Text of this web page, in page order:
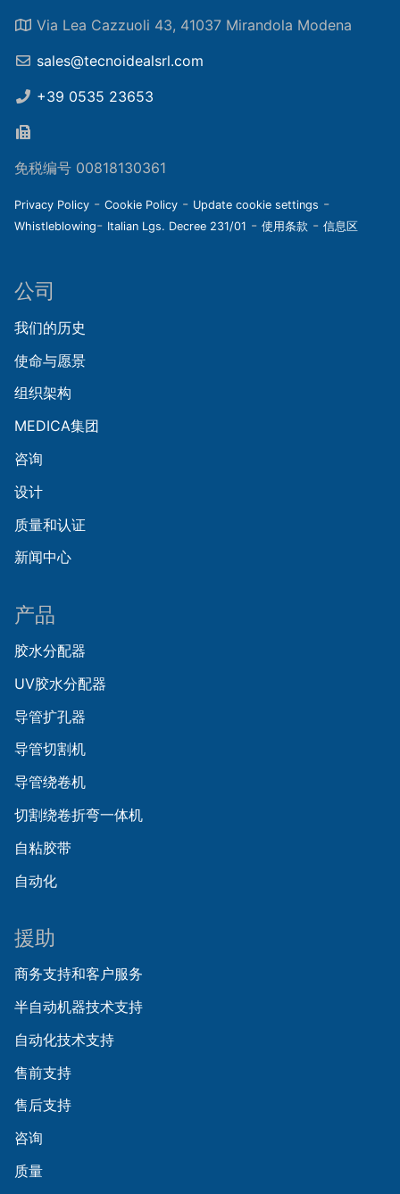
Via Lea Cazzuoli 43, 41037 Mirandola Modena
sales@tecnoidealsrl.com
+39 0535 23653
免税编号 00818130361
Privacy Policy - Cookie Policy - Update cookie settings -
Whistleblowing- Italian Lgs. Decree 231/01 - 使用条款 - 信息区
公司
我们的历史
使命与愿景
组织架构
MEDICA集团
咨询
设计
质量和认证
新闻中心
产品
胶水分配器
UV胶水分配器
导管扩孔器
导管切割机
导管绕卷机
切割绕卷折弯一体机
自粘胶带
自动化
援助
商务支持和客户服务
半自动机器技术支持
自动化技术支持
售前支持
售后支持
咨询
质量